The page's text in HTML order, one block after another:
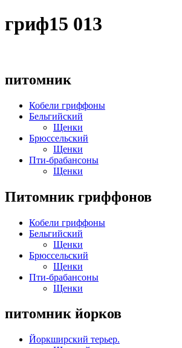
гриф15 013
питомник
Кобели гриффоны
Бельгийский
Щенки
Брюссельский
Щенки
Пти-брабансоны
Щенки
Питомник гриффонов
Кобели гриффоны
Бельгийский
Щенки
Брюссельский
Щенки
Пти-брабансоны
Щенки
питомник йорков
Йоркширский терьер.